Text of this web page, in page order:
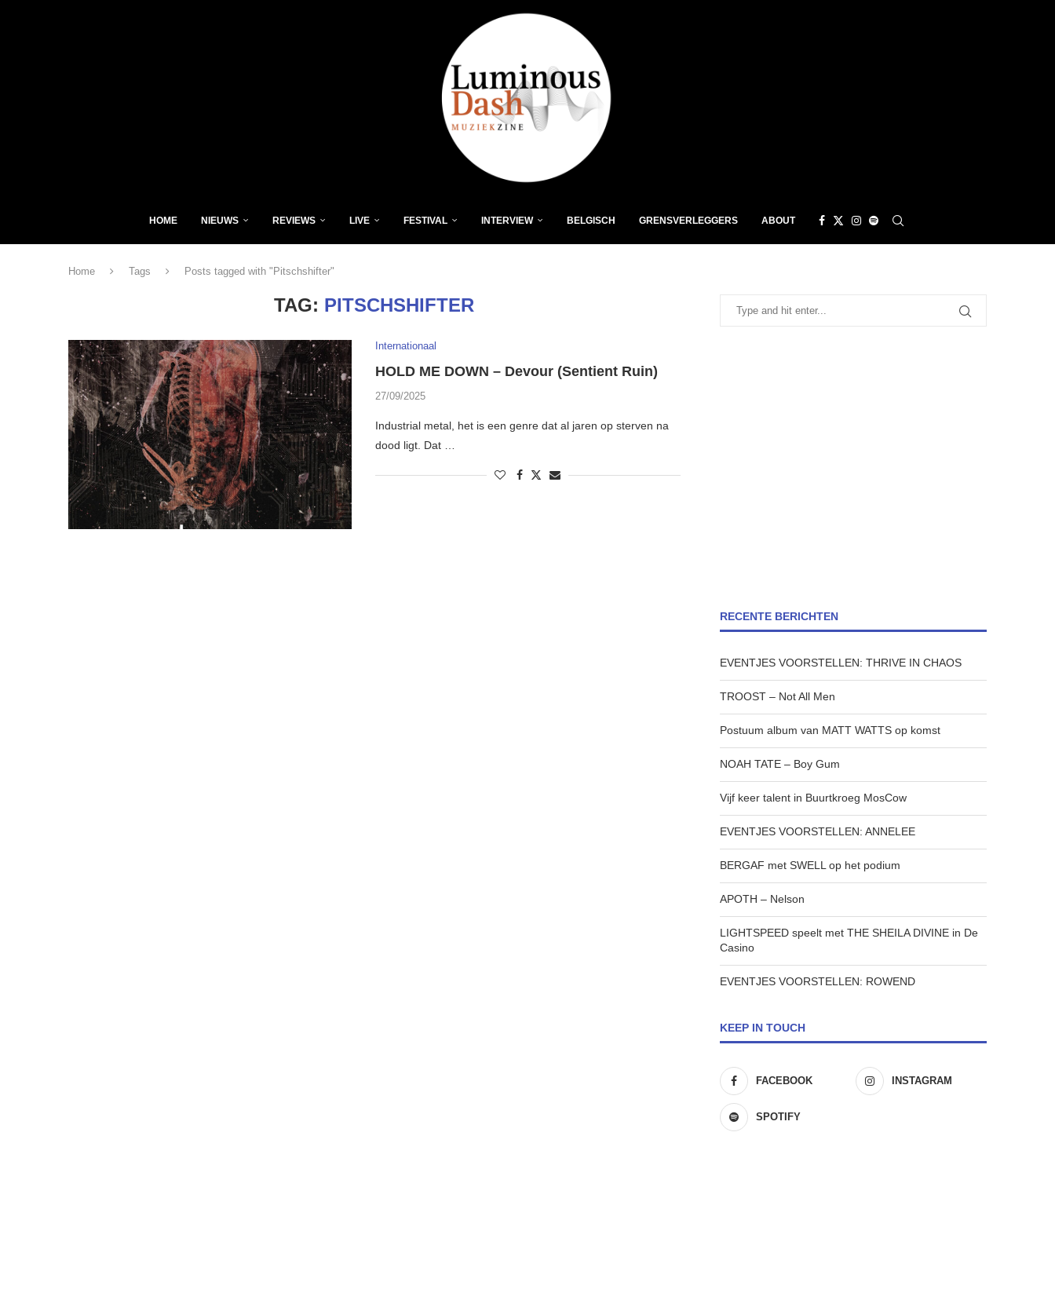
HOME NIEUWS REVIEWS LIVE FESTIVAL INTERVIEW BELGISCH GRENSVERLEGGERS ABOUT
Home Tags Posts tagged with "Pitschshifter"
TAG: PITSCHSHIFTER
Internationaal
HOLD ME DOWN – Devour (Sentient Ruin)
27/09/2025
Industrial metal, het is een genre dat al jaren op sterven na
dood ligt. Dat …
RECENTE BERICHTEN
EVENTJES VOORSTELLEN: THRIVE IN CHAOS
TROOST – Not All Men
Postuum album van MATT WATTS op komst
NOAH TATE – Boy Gum
Vijf keer talent in Buurtkroeg MosCow
EVENTJES VOORSTELLEN: ANNELEE
BERGAF met SWELL op het podium
APOTH – Nelson
LIGHTSPEED speelt met THE SHEILA DIVINE in De
Casino
EVENTJES VOORSTELLEN: ROWEND
KEEP IN TOUCH
FACEBOOK INSTAGRAM
SPOTIFY